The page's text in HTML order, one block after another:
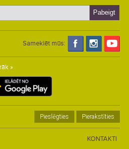
Sameklēt mūs:
»
Pieslēgties Pierakstīties
KONTAKTI